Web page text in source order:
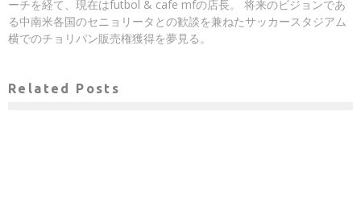
ーチを経て、現在はfutbol & cafe mfの店長。 将来のビジョンであ
る中南米各国のセニョリータとの歓談を兼ねたサッカースタジアム
横でのチョリパン販売権獲得を夢見る。
Related Posts